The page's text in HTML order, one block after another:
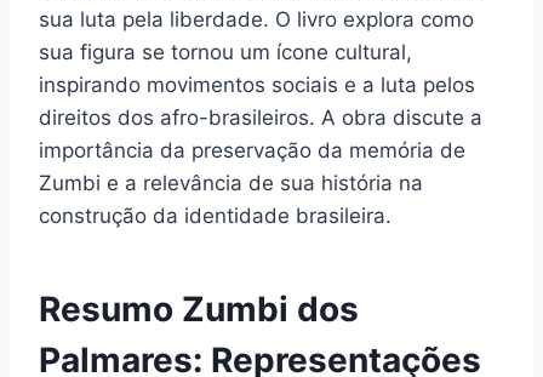
sua luta pela liberdade. O livro explora como
sua figura se tornou um ícone cultural,
inspirando movimentos sociais e a luta pelos
direitos dos afro-brasileiros. A obra discute a
importância da preservação da memória de
Zumbi e a relevância de sua história na
construção da identidade brasileira.
Resumo Zumbi dos
Palmares: Representações